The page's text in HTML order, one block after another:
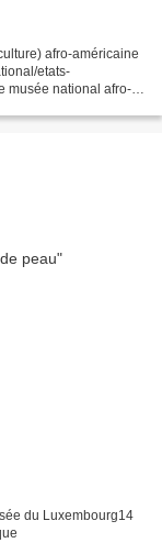
afro-américaine
etats-
musée national afro-
du Luxembourg14